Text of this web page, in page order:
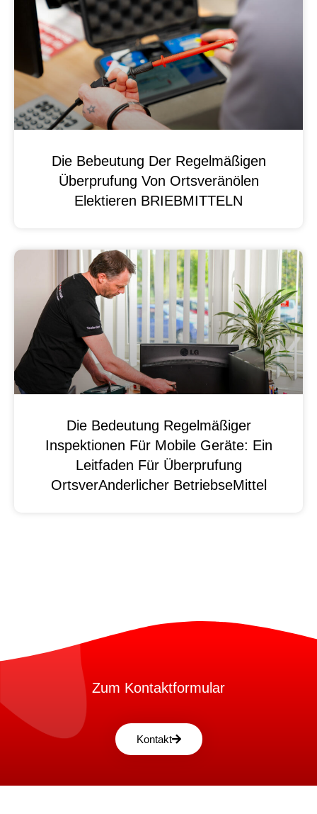
Die Bebeutung Der Regelmäßigen
Überprufung Von Ortsveränölen
Elektieren BRIEBMITTELN
Die Bedeutung Regelmäßiger
Inspektionen Für Mobile Geräte: Ein
Leitfaden Für Überprufung
OrtsverAnderlicher BetriebseMittel
Zum Kontaktformular
Kontakt